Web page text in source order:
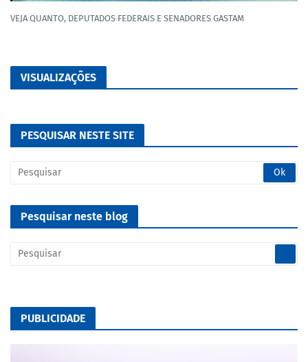
VEJA QUANTO, DEPUTADOS FEDERAIS E SENADORES GASTAM
VISUALIZAÇÕES
PESQUISAR NESTE SITE
Pesquisar neste blog
PUBLICIDADE